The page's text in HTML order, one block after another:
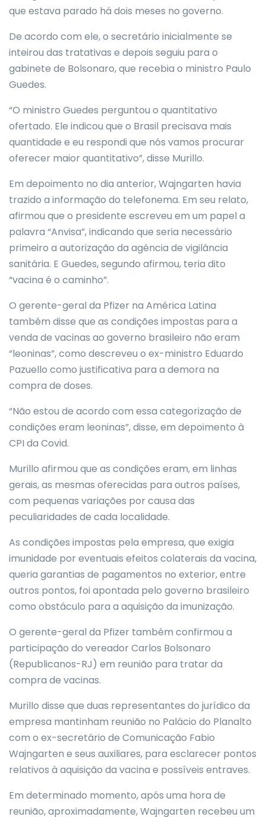
que estava parado há dois meses no governo.
De acordo com ele, o secretário inicialmente se
inteirou das tratativas e depois seguiu para o
gabinete de Bolsonaro, que recebia o ministro Paulo
Guedes.
“O ministro Guedes perguntou o quantitativo
ofertado. Ele indicou que o Brasil precisava mais
quantidade e eu respondi que nós vamos procurar
oferecer maior quantitativo”, disse Murillo.
Em depoimento no dia anterior, Wajngarten havia
trazido a informação do telefonema. Em seu relato,
afirmou que o presidente escreveu em um papel a
palavra “Anvisa”, indicando que seria necessário
primeiro a autorização da agência de vigilância
sanitária. E Guedes, segundo afirmou, teria dito
“vacina é o caminho”.
O gerente-geral da Pfizer na América Latina
também disse que as condições impostas para a
venda de vacinas ao governo brasileiro não eram
“leoninas”, como descreveu o ex-ministro Eduardo
Pazuello como justificativa para a demora na
compra de doses.
“Não estou de acordo com essa categorização de
condições eram leoninas”, disse, em depoimento à
CPI da Covid.
Murillo afirmou que as condições eram, em linhas
gerais, as mesmas oferecidas para outros países,
com pequenas variações por causa das
peculiaridades de cada localidade.
As condições impostas pela empresa, que exigia
imunidade por eventuais efeitos colaterais da vacina,
queria garantias de pagamentos no exterior, entre
outros pontos, foi apontada pelo governo brasileiro
como obstáculo para a aquisição da imunização.
O gerente-geral da Pfizer também confirmou a
participação do vereador Carlos Bolsonaro
(Republicanos-RJ) em reunião para tratar da
compra de vacinas.
Murillo disse que duas representantes do jurídico da
empresa mantinham reunião no Palácio do Planalto
com o ex-secretário de Comunicação Fabio
Wajngarten e seus auxiliares, para esclarecer pontos
relativos à aquisição da vacina e possíveis entraves.
Em determinado momento, após uma hora de
reunião, aproximadamente, Wajngarten recebeu um